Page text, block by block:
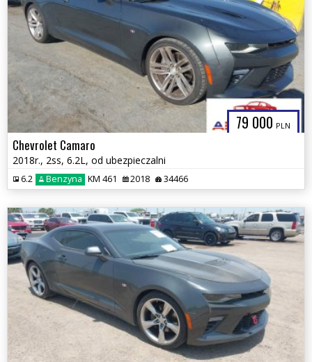
79 000 PLN
Chevrolet Camaro
2018r., 2ss, 6.2L, od ubezpieczalni
6.2 Benzyna KM 461 2018 34466